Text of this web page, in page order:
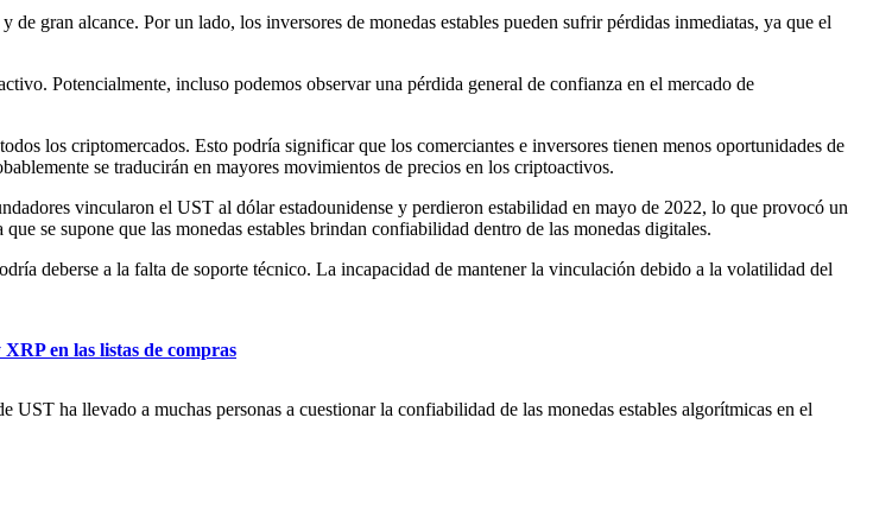
gran alcance. Por un lado, los inversores de monedas estables pueden sufrir pérdidas inmediatas, ya que el
Potencialmente, incluso podemos observar una pérdida general de confianza en el mercado de
los criptomercados. Esto podría significar que los comerciantes e inversores tienen menos oportunidades de
se traducirán en mayores movimientos de precios en los criptoactivos.
vincularon el UST al dólar estadounidense y perdieron estabilidad en mayo de 2022, lo que provocó un
se supone que las monedas estables brindan confiabilidad dentro de las monedas digitales.
deberse a la falta de soporte técnico. La incapacidad de mantener la vinculación debido a la volatilidad del
en las listas de compras
ha llevado a muchas personas a cuestionar la confiabilidad de las monedas estables algorítmicas en el